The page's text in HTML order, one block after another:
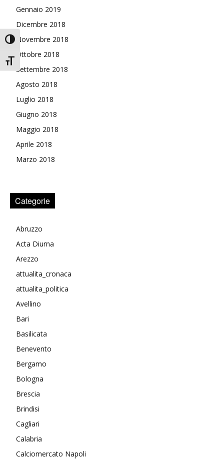
Attiva/disattiva alto contrasto
Attiva/disattiva dimensione testo
Gennaio 2019
Dicembre 2018
Novembre 2018
Ottobre 2018
Settembre 2018
Agosto 2018
Luglio 2018
Giugno 2018
Maggio 2018
Aprile 2018
Marzo 2018
Categorie
Abruzzo
Acta Diurna
Arezzo
attualita_cronaca
attualita_politica
Avellino
Bari
Basilicata
Benevento
Bergamo
Bologna
Brescia
Brindisi
Cagliari
Calabria
Calciomercato Napoli